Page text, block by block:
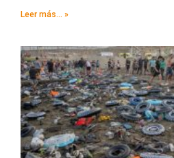
Leer más... »